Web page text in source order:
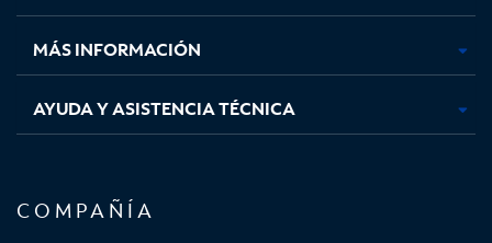
nuevanuevanuevanueva
MÁS INFORMACIÓN
AYUDA Y ASISTENCIA TÉCNICA
COMPAÑÍA